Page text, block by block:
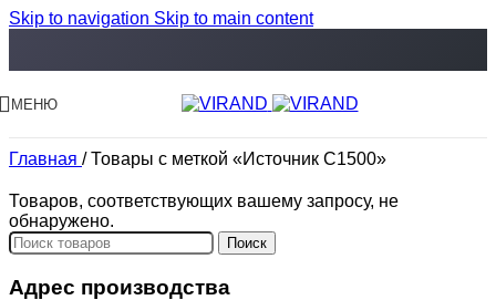
Skip to navigation Skip to main content
МЕНЮ
Главная / Товары с меткой «Источник C1500»
Товаров, соответствующих вашему запросу, не
обнаружено.
Поиск
Адрес производства